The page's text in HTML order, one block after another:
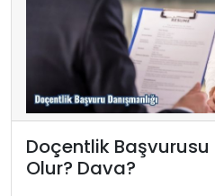
Doçentlik Başvurusu
Olur? Dava?